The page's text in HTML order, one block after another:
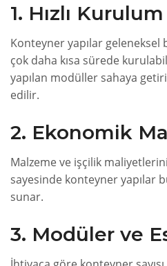
1. Hızlı Kurulum
Konteyner yapılar
çok daha kısa sürede
yapılan modüller sahaya
edilir.
2. Ekonomik
Malzeme ve işçilik
sayesinde konteyner yapılar
sunar.
3. Modüler ve